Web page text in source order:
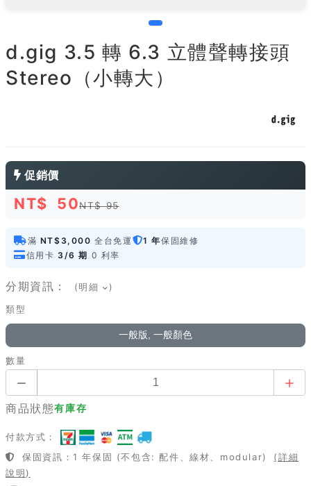
d.gig 3.5 轉 6.3 立體聲轉接頭
Stereo（小轉大）
促銷價
NT$ 50NT$ 95
滿 NT$3,000 全台免運 1 年保固維修
信用卡 3/6 期 0 利率
分期資訊： (明細 )
類型
一般版, 一般顏色
數量
商品狀態有庫存
付款方式：
保固資訊：1 年保固 (不包含: 配件、線材、modular)
(詳細
說明)